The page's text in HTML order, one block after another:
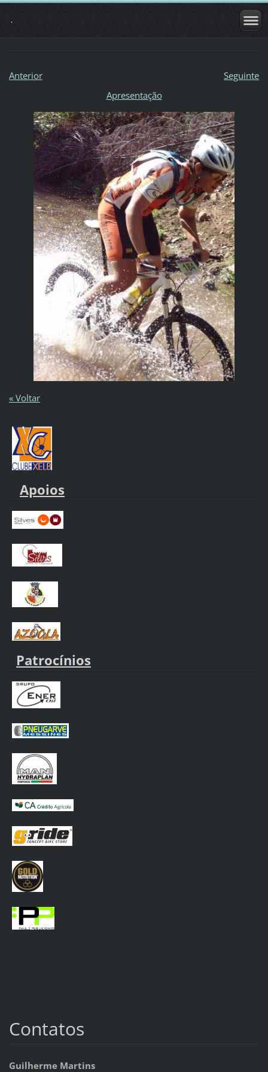
.
Anterior
Seguinte
Apresentação
« Voltar
Apoios
Patrocínios
Contatos
Guilherme Martins